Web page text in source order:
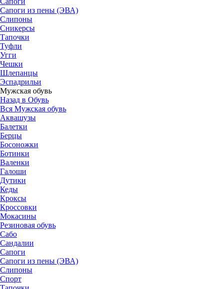
Сапоги из пены (ЭВА)
Слипоны
Сникерсы
Тапочки
Туфли
Угги
Чешки
Шлепанцы
Эспадрильи
Мужская обувь
Назад в Обувь
Вся Мужская обувь
Аквашузы
Балетки
Берцы
Босоножки
Ботинки
Валенки
Галоши
Дутики
Кеды
Кроксы
Кроссовки
Мокасины
Резиновая обувь
Сабо
Сандалии
Сапоги
Сапоги из пены (ЭВА)
Слипоны
Спорт